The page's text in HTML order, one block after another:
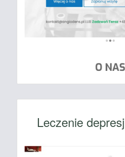
Leczenie